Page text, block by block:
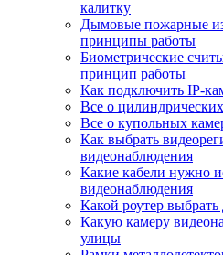
калитку
Дымовые пожарные
принципы работы
Биометрические
принцип работы
Как подключить IP-
Все о
Все о купольных
Как выбрать
видеонаблюдения
Какие кабели нужно
видеонаблюдения
Какой роутер
Какую камеру
улицы